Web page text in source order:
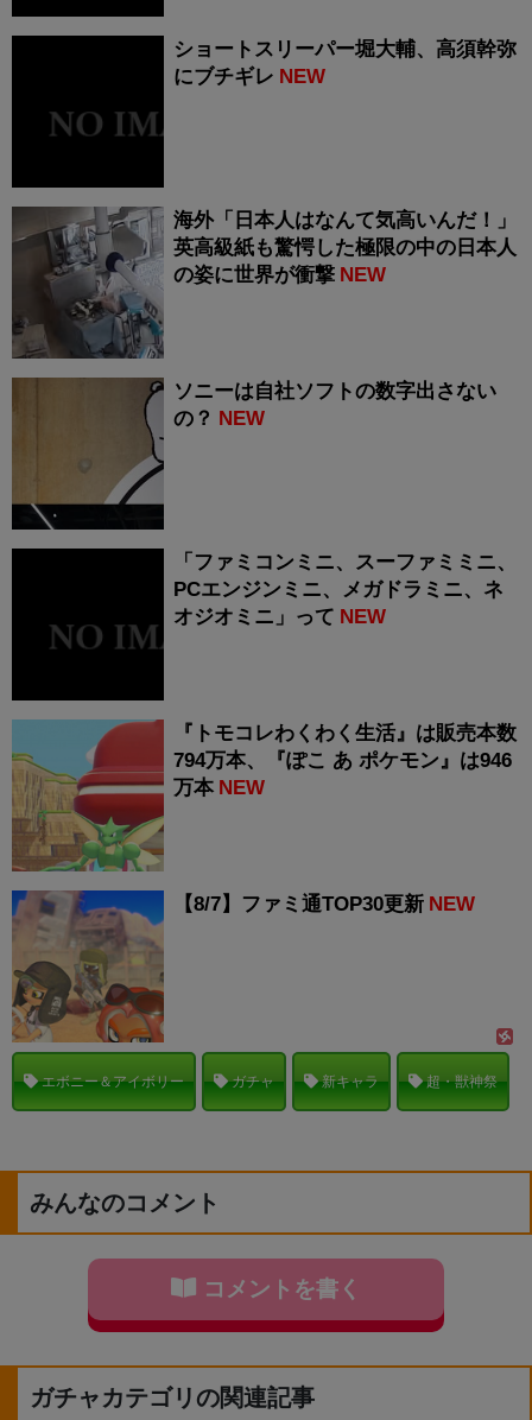
ショートスリーパー堀大輔、高須幹弥
にブチギレ NEW
海外「日本人はなんて気高いんだ！」
英高級紙も驚愕した極限の中の日本人
の姿に世界が衝撃 NEW
ソニーは自社ソフトの数字出さない
の？ NEW
「ファミコンミニ、スーファミミニ、
PCエンジンミニ、メガドラミニ、ネ
オジオミニ」って NEW
『トモコレわくわく生活』は販売本数
794万本、『ぽこ あ ポケモン』は946
万本 NEW
【8/7】ファミ通TOP30更新 NEW
エボニー＆アイボリー ガチャ 新キャラ 超・獣神祭
みんなのコメント
コメントを書く
ガチャカテゴリの関連記事